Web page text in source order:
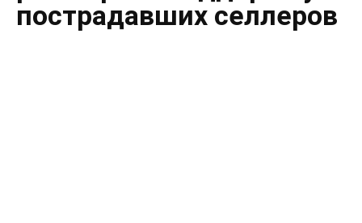
пострадавших селлеров